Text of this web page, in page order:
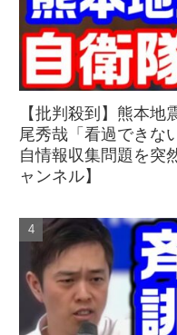
【批判殺到】熊本
尾秀哉「看過できな
自情報収集問題を突
ャンネル】